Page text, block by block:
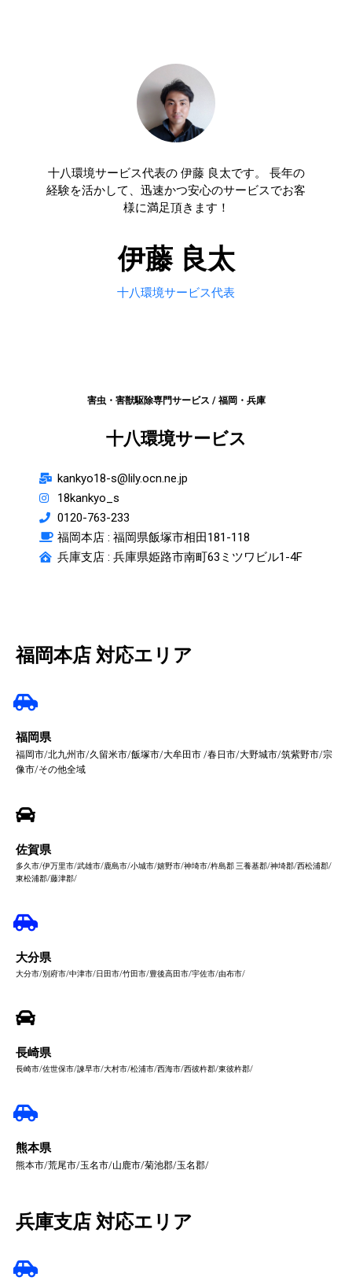
十八環境サービス代表の 伊藤 良太です。 長年の
経験を活かして、迅速かつ安心のサービスでお客
様に満足頂きます！
伊藤 良太
十八環境サービス代表
害虫・害獣駆除専門サービス / 福岡・兵庫
十八環境サービス
kankyo18-s@lily.ocn.ne.jp
18kankyo_s
0120-763-233
福岡本店 : 福岡県飯塚市相田181-118
兵庫支店 : 兵庫県姫路市南町63ミツワビル1-4F
福岡本店 対応エリア
福岡県
福岡市/北九州市/久留米市/飯塚市/大牟田市 /春日市/大野城市/筑紫野市/宗
像市/その他全域
佐賀県
多久市/伊万里市/武雄市/鹿島市/小城市/嬉野市/神埼市/杵島郡 三養基郡/神埼郡/西松浦郡/
東松浦郡/藤津郡/
大分県
大分市/別府市/中津市/日田市/竹田市/豊後高田市/宇佐市/由布市/
長崎県
長崎市/佐世保市/諫早市/大村市/松浦市/西海市/西彼杵郡/東彼杵郡/
熊本県
熊本市/荒尾市/玉名市/山鹿市/菊池郡/玉名郡/
兵庫支店 対応エリア